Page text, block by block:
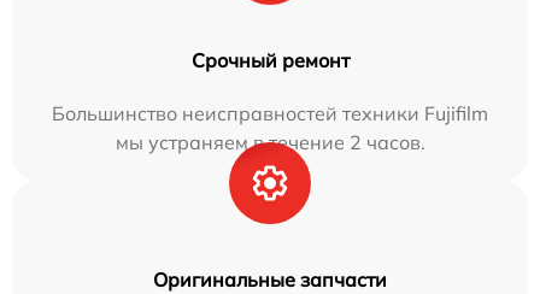
Срочный ремонт
Большинство неисправностей техники Fujifilm
мы устраняем в течение 2 часов.
Оригинальные запчасти